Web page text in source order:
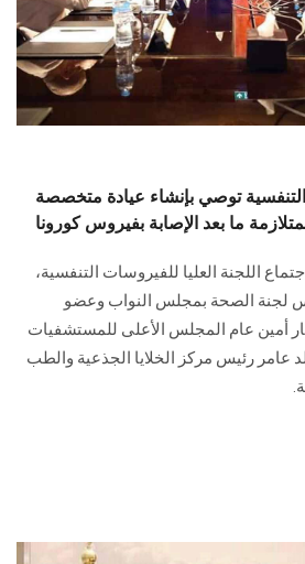
التنفسية توصي بإنشاء عيادة متخصصة
ما بعد الإصابة بفيروس كورونا
اللجنة العليا للفيروسات التنفسية،
لجنة الصحة بمجلس النواب وعضو
أمين عام المجلس الأعلى للمستشفيات
عامر رئيس مركز الخلايا الجذعية والطب